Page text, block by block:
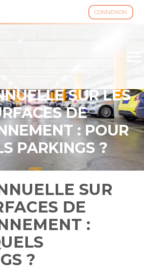
CONNEXION
SUR LES
DE
: POUR
PARKINGS ?
SUR
DE
:
?